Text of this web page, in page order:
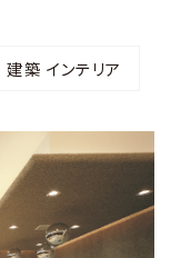
築 インテリア